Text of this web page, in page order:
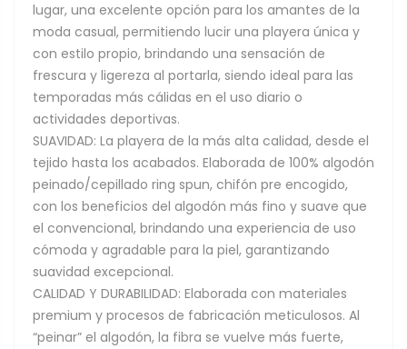
lugar, una excelente opción para los amantes de la
moda casual, permitiendo lucir una playera única y
con estilo propio, brindando una sensación de
frescura y ligereza al portarla, siendo ideal para las
temporadas más cálidas en el uso diario o
actividades deportivas.
SUAVIDAD: La playera de la más alta calidad, desde el
tejido hasta los acabados. Elaborada de 100% algodón
peinado/cepillado ring spun, chifón pre encogido,
con los beneficios del algodón más fino y suave que
el convencional, brindando una experiencia de uso
cómoda y agradable para la piel, garantizando
suavidad excepcional.
CALIDAD Y DURABILIDAD: Elaborada con materiales
premium y procesos de fabricación meticulosos. Al
“peinar” el algodón, la fibra se vuelve más fuerte,